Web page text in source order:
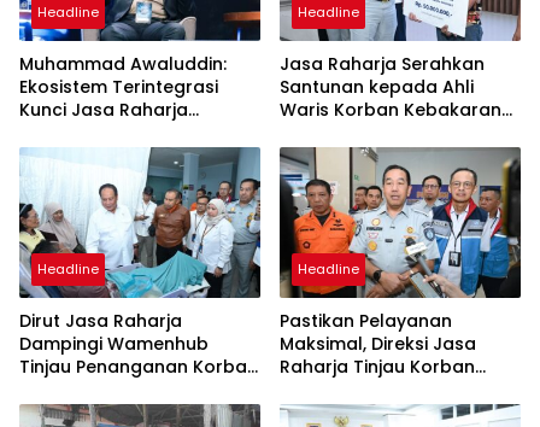
Headline
Muhammad Awaluddin:
Ekosistem Terintegrasi
Kunci Jasa Raharja
Maksimal Kepada
Masyarakat
Headline
Jasa Raharja Serahkan
Santunan kepada Ahli
Waris Korban Kebakaran
Headline
Dirut Jasa Raharja
Dampingi Wamenhub
Tinjau Penanganan Korban
PHC Surabaya
Headline
Pastikan Pelayanan
Maksimal, Direksi Jasa
Raharja Tinjau Korban
Sentosa II